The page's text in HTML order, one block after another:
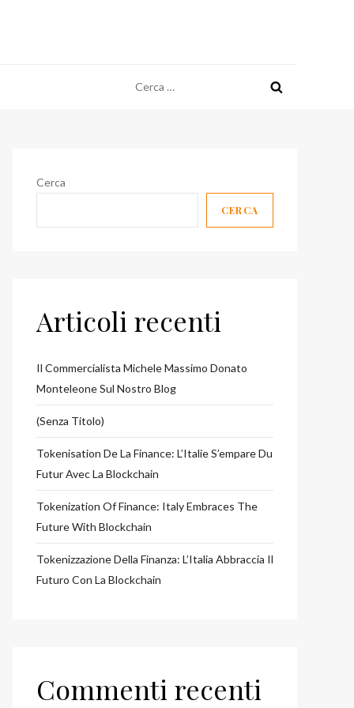
per:
Cerca
CERCA
Articoli recenti
Il Commercialista Michele Massimo Donato
Monteleone Sul Nostro Blog
(senza Titolo)
Tokenisation De La Finance: L’Italie S’empare Du
Futur Avec La Blockchain
Tokenization Of Finance: Italy Embraces The
Future With Blockchain
Tokenizzazione Della Finanza: L’Italia Abbraccia Il
Futuro Con La Blockchain
Commenti recenti